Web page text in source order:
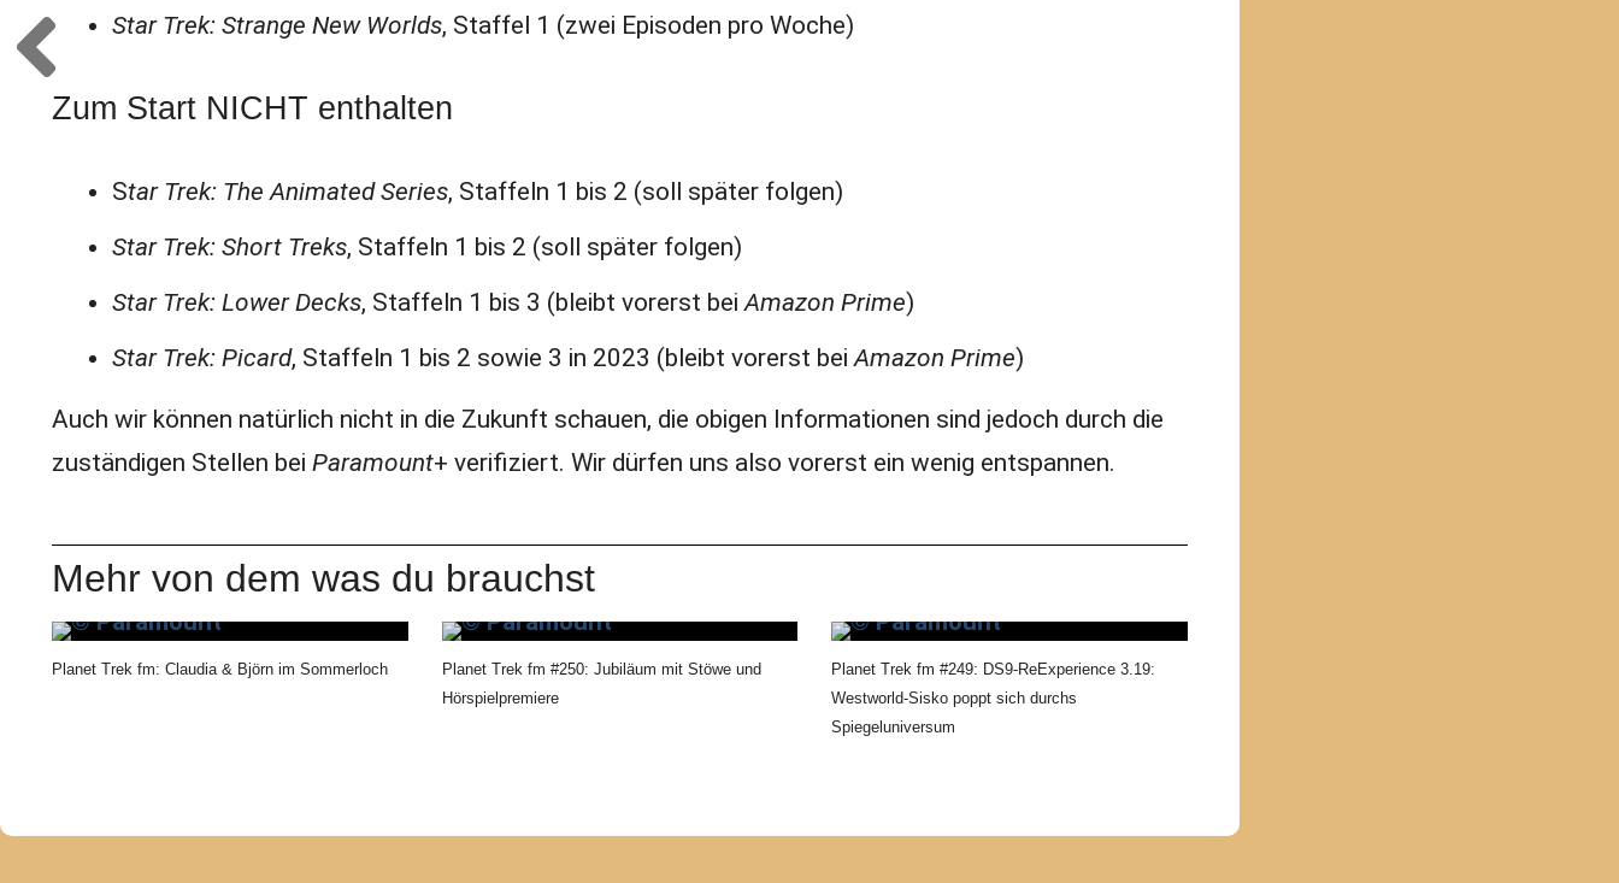
Star Trek: Strange New Worlds, Staffel 1 (zwei Episoden pro Woche)
Zum Start NICHT enthalten
Star Trek: The Animated Series, Staffeln 1 bis 2 (soll später folgen)
Star Trek: Short Treks, Staffeln 1 bis 2 (soll später folgen)
Star Trek: Lower Decks, Staffeln 1 bis 3 (bleibt vorerst beiAmazon Prime)
Star Trek: Picard, Staffeln 1 bis 2 sowie 3 in 2023 (bleibt vorerst beiAmazon Prime)
Auch wir können natürlich nicht in die Zukunft schauen, die obigen Informationen sind jedoch durch die
zuständigen Stellen bei Paramount+ verifiziert. Wir dürfen uns also vorerst ein wenig entspannen.
Mehr von dem was du brauchst
Planet Trek fm: Claudia & Björn im Sommerloch
Planet Trek fm #250: Jubiläum mit Stöwe und
Hörspielpremiere
Planet Trek fm #249: DS9-ReExperience 3.19:
Westworld-Sisko poppt sich durchs
Spiegeluniversum